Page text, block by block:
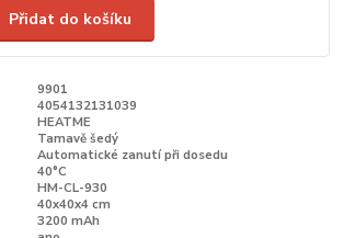
Přidat do košíku
9901
4054132131039
HEATME
Tamavě šedý
Automatické zanutí při dosedu
40°C
HM-CL-930
40x40x4 cm
3200 mAh